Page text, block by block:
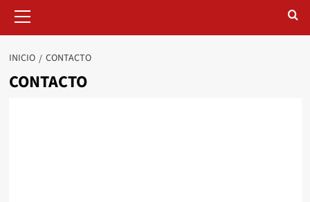
principal
INICIO CONTACTO
CONTACTO